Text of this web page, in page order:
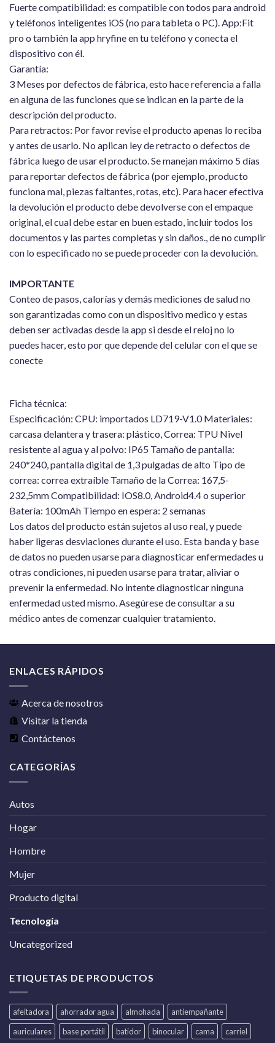
Fuerte compatibilidad: es compatible con todos para android
y teléfonos inteligentes iOS (no para tableta o PC). App:Fit
pro o también la app hryfine en tu teléfono y conecta el
dispositivo con él.
Garantía:
3 Meses por defectos de fábrica, esto hace referencia a falla
en alguna de las funciones que se indican en la parte de la
descripción del producto.
Para retractos: Por favor revise el producto apenas lo reciba
y antes de usarlo. No aplican ley de retracto o defectos de
fábrica luego de usar el producto. Se manejan máximo 5 días
para reportar defectos de fábrica (por ejemplo, producto
funciona mal, piezas faltantes, rotas, etc). Para hacer efectiva
la devolución el producto debe devolverse con el empaque
original, el cual debe estar en buen estado, incluir todos los
documentos y las partes completas y sin daños., de no cumplir
con lo especificado no se puede proceder con la devolución.
IMPORTANTE
Conteo de pasos, calorías y demás mediciones de salud no
son garantizadas como con un dispositivo medico y estas
deben ser activadas desde la app si desde el reloj no lo
puedes hacer, esto por que depende del celular con el que se
conecte
Ficha técnica:
Especificación: CPU: importados LD719-V1.0 Materiales:
carcasa delantera y trasera: plástico, Correa: TPU Nivel
resistente al agua y al polvo: IP65 Tamaño de pantalla:
240*240, pantalla digital de 1,3 pulgadas de alto Tipo de
correa: correa extraíble Tamaño de la Correa: 167,5-
232,5mm Compatibilidad: IOS8.0, Android4.4 o superior
Batería: 100mAh Tiempo en espera: 2 semanas
Los datos del producto están sujetos al uso real, y puede
haber ligeras desviaciones durante el uso. Esta banda y base
de datos no pueden usarse para diagnosticar enfermedades u
otras condiciones, ni pueden usarse para tratar, aliviar o
prevenir la enfermedad. No intente diagnosticar ninguna
enfermedad usted mismo. Asegúrese de consultar a su
médico antes de comenzar cualquier tratamiento.
ENLACES RÁPIDOS
Acerca de nosotros
Visitar la tienda
Contáctenos
CATEGORÍAS
Autos
Hogar
Hombre
Mujer
Producto digital
Tecnología
Uncategorized
ETIQUETAS DE PRODUCTOS
afeitadora ahorrador agua almohada
antiempañante
auriculares
base portátil batidor binocular cama carriel